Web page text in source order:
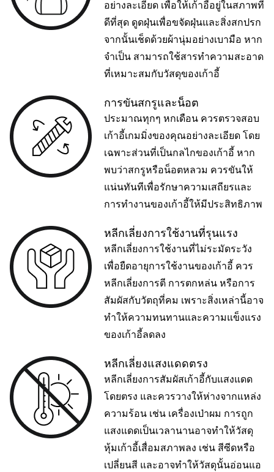
อย่างละเอียด เพื่อให้เก้าอี้อยู่ในสภาพที่
ดีที่สุด ดูดฝุ่นเพื่อขจัดฝุ่นและสิ่งสกปรก
จากนั้นเช็ดด้วยผ้านุ่มอย่างเบามือ หาก
จำเป็น สามารถใช้สารทำความสะอาด
ที่เหมาะสมกับวัสดุของเก้าอี้
การขันสกรูและน็อต
ประมาณทุกๆ หกเดือน ควรตรวจสอบ
เก้าอี้เกมมิ่งของคุณอย่างละเอียด โดย
เฉพาะส่วนที่เป็นกลไกของเก้าอี้ หาก
พบว่าสกรูหรือน็อตหลวม ควรขันให้
แน่นทันทีเพื่อรักษาความเสถียรและ
การทำงานของเก้าอี้ให้มีประสิทธิภาพ
หลีกเลี่ยงการใช้งานที่รุนแรง
หลีกเลี่ยงการใช้งานที่ไม่ระมัดระวัง
เพื่อยืดอายุการใช้งานของเก้าอี้ ควร
หลีกเลี่ยงการตี การตกหล่น หรือการ
สัมผัสกับวัตถุที่คม เพราะสิ่งเหล่านี้อาจ
ทำให้ความทนทานและความแข็งแรง
ของเก้าอี้ลดลง
หลีกเลี่ยงแสงแดดตรง
หลีกเลี่ยงการสัมผัสเก้าอี้กับแสงแดด
โดยตรง และควรวางให้ห่างจากแหล่ง
ความร้อน เช่น เครื่องเป่าผม การถูก
แสงแดดเป็นเวลานานอาจทำให้วัสดุ
หุ้มเก้าอี้เสื่อมสภาพลง เช่น สีซีดหรือ
เปลี่ยนสี และอาจทำให้วัสดุนั้นอ่อนแอ